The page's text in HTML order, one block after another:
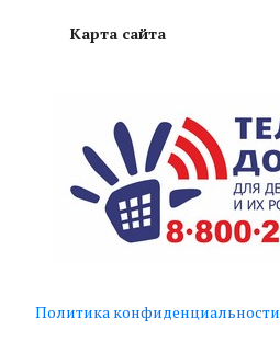
Карта сайта
Политика конфиденциальности